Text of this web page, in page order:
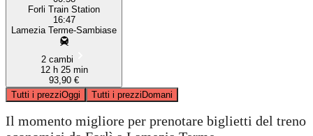
Forli Train Station
16:47
Lamezia Terme-Sambiase
2 cambi
12 h 25 min
93,90 €
Tutti i prezziOggi Tutti i prezziDomani
Il momento migliore per prenotare biglietti del treno